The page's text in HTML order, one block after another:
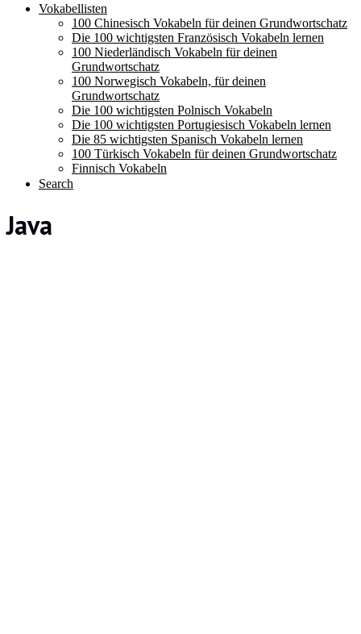
Vokabellisten
100 Chinesisch Vokabeln für deinen Grundwortschatz
Die 100 wichtigsten Französisch Vokabeln lernen
100 Niederländisch Vokabeln für deinen
Grundwortschatz
100 Norwegisch Vokabeln, für deinen
Grundwortschatz
Die 100 wichtigsten Polnisch Vokabeln
Die 100 wichtigsten Portugiesisch Vokabeln lernen
Die 85 wichtigsten Spanisch Vokabeln lernen
100 Türkisch Vokabeln für deinen Grundwortschatz
Finnisch Vokabeln
Search
Java